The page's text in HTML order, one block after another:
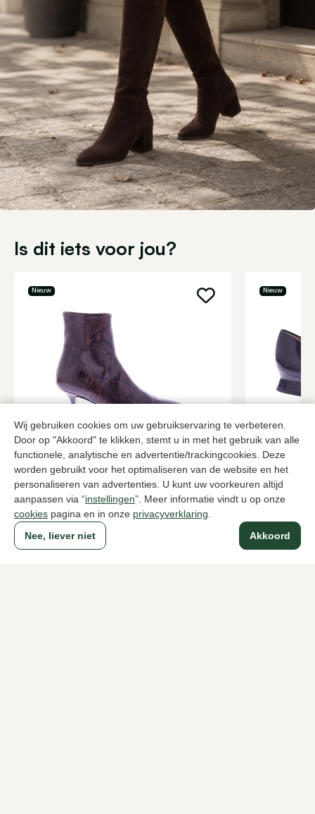
Wij gebruiken cookies om uw gebruikservaring te verbeteren.
Door op "Akkoord" te klikken, stemt u in met het gebruik van alle
functionele, analytische en advertentie/trackingcookies. Deze
worden gebruikt voor het optimaliseren van de website en het
personaliseren van advertenties. U kunt uw voorkeuren altijd
aanpassen via “instellingen”. Meer informatie vindt u op onze
cookies pagina en in onze privacyverklaring
Akkoord
Nee, liever niet
Is dit iets voor jou?
Nieuw
Guglielmo Rotta
Bruine enkellaarzen dames
385,00
Nieuw
Brunate
Zwarte
229,95